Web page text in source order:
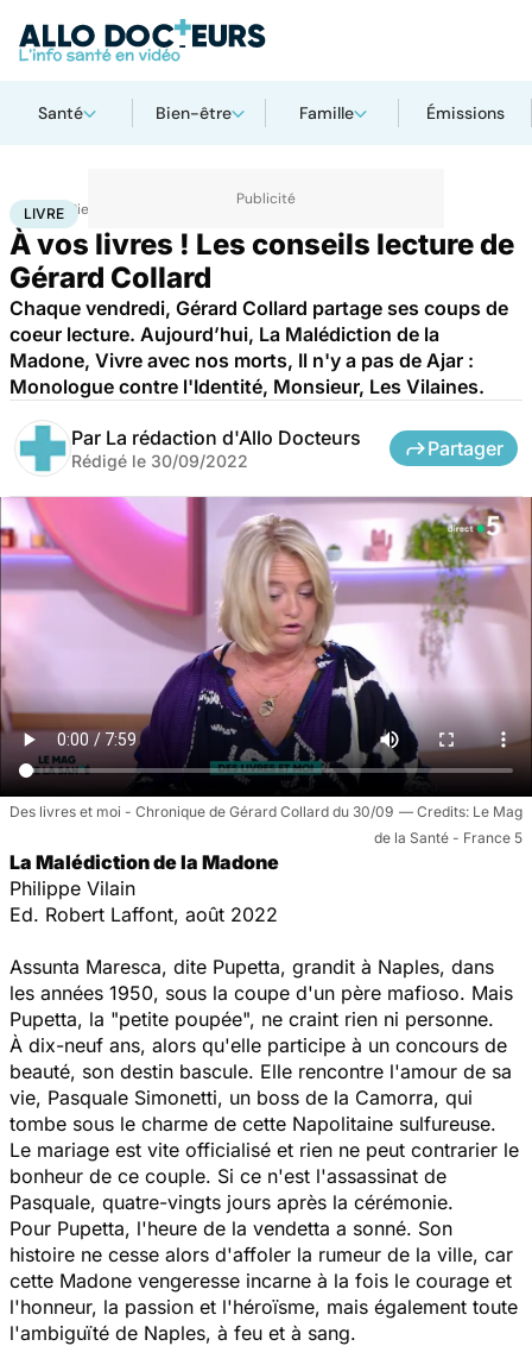
Santé Bien-être Famille Émissions
Accueil Bien-être
LIVRE
À vos livres ! Les conseils lecture de
Gérard Collard
Chaque vendredi, Gérard Collard partage ses coups de
coeur lecture. Aujourd’hui, La Malédiction de la
Madone, Vivre avec nos morts, Il n'y a pas de Ajar :
Monologue contre l'Identité, Monsieur, Les Vilaines.
Par La rédaction d'Allo Docteurs
Rédigé le 30/09/2022
Partager
Des livres et moi - Chronique de Gérard Collard du 30/09
Le Mag
de la Santé - France 5
La Malédiction de la Madone
Philippe Vilain
Ed. Robert Laffont, août 2022
Assunta Maresca, dite Pupetta, grandit à Naples, dans
les années 1950, sous la coupe d'un père mafioso. Mais
Pupetta, la "petite poupée", ne craint rien ni personne.
À dix-neuf ans, alors qu'elle participe à un concours de
beauté, son destin bascule. Elle rencontre l'amour de sa
vie, Pasquale Simonetti, un boss de la Camorra, qui
tombe sous le charme de cette Napolitaine sulfureuse.
Le mariage est vite officialisé et rien ne peut contrarier le
bonheur de ce couple. Si ce n'est l'assassinat de
Pasquale, quatre-vingts jours après la cérémonie.
Pour Pupetta, l'heure de la vendetta a sonné. Son
histoire ne cesse alors d'affoler la rumeur de la ville, car
cette Madone vengeresse incarne à la fois le courage et
l'honneur, la passion et l'héroïsme, mais également toute
l'ambiguïté de Naples, à feu et à sang.